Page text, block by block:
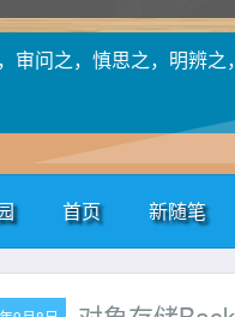
审问之，慎思之，明辨之
首页 新随笔